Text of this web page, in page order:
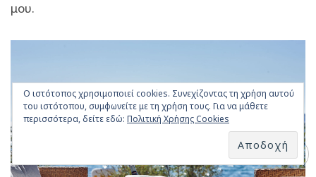
μου.
Ο ιστότοπος χρησιμοποιεί cookies. Συνεχίζοντας τη χρήση αυτού
του ιστότοπου, συμφωνείτε με τη χρήση τους. Για να μάθετε
περισσότερα, δείτε εδώ: Πολιτική Χρήσης Cookies